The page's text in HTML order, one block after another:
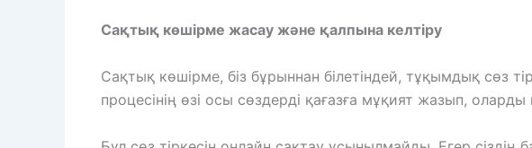
Сақтық көшірме жасау және қалпына келтіру
Сақтық көшірме, біз бұрыннан білетіндей, тұқымдық сөз
процесінің өзі осы сөздерді қағазға мұқият жазып,